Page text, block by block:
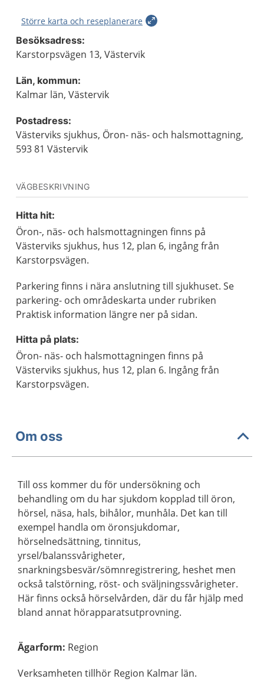
Större karta och reseplanerare
Besöksadress:
Karstorpsvägen 13, Västervik
Län, kommun:
Kalmar län, Västervik
Postadress:
Västerviks sjukhus, Öron- näs- och halsmottagning,
593 81 Västervik
VÄGBESKRIVNING
Hitta hit:
Öron-, näs- och halsmottagningen finns på
Västerviks sjukhus, hus 12, plan 6, ingång från
Karstorpsvägen.
Parkering finns i nära anslutning till sjukhuset. Se
parkering- och områdeskarta under rubriken
Praktisk information längre ner på sidan.
Hitta på plats:
Öron- näs- och halsmottagningen finns på
Västerviks sjukhus, hus 12, plan 6. Ingång från
Karstorpsvägen.
Om oss
Till oss kommer du för undersökning och
behandling om du har sjukdom kopplad till öron,
hörsel, näsa, hals, bihålor, munhåla. Det kan till
exempel handla om öronsjukdomar,
hörselnedsättning, tinnitus,
yrsel/balanssvårigheter,
snarkningsbesvär/sömnregistrering, heshet men
också talstörning, röst- och sväljningssvårigheter.
Här finns också hörselvården, där du får hjälp med
bland annat hörapparatsutprovning.
Ägarform: Region
Verksamheten tillhör Region Kalmar län.